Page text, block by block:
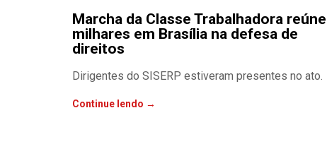
Marcha da Classe Trabalhadora reúne
milhares em Brasília na defesa de
direitos
Dirigentes do SISERP estiveram presentes no ato.
Continue lendo →